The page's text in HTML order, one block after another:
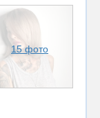
15 фото